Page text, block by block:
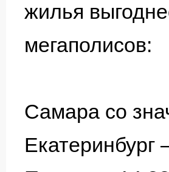
жилья
мегаполисов:
Самара со
Екатеринбург